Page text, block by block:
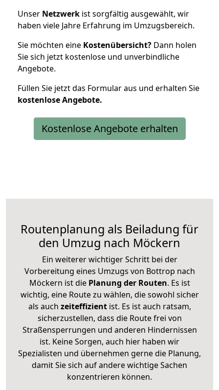
Unser Netzwerk ist sorgfältig ausgewählt, wir
haben viele Jahre Erfahrung im Umzugsbereich.
Sie möchten eine Kostenübersicht? Dann holen
Sie sich jetzt kostenlose und unverbindliche
Angebote.
Füllen Sie jetzt das Formular aus und erhalten Sie
kostenloseAngebote.
Kostenlose Angebote erhalten
Routenplanung als Beiladung für
den Umzug nach Möckern
Ein weiterer wichtiger Schritt bei der
Vorbereitung eines Umzugs von Bottrop nach
Möckern ist diePlanung der Routen. Es ist
wichtig, eine Route zu wählen, die sowohl sicher
als auch zeiteffizientist. Es ist auch ratsam,
sicherzustellen, dass die Route frei von
Straßensperrungen und anderen Hindernissen
ist. Keine Sorgen, auch hier haben wir
Spezialisten und übernehmen gerne die Planung,
damit Sie sich auf andere wichtige Sachen
konzentrieren können.